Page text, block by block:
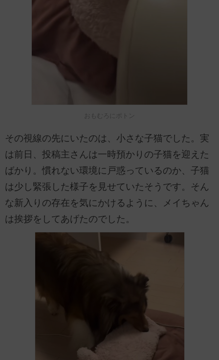
おもむろにポトン
その視線の先にいたのは、小さな子猫でした。実
は前日、投稿主さんは一時預かりの子猫を迎えた
ばかり。慣れない環境に戸惑っているのか、子猫
は少し緊張した様子を見せていたそうです。そん
な新入りの存在を気にかけるように、メイちゃん
は挨拶をしてあげたのでした。